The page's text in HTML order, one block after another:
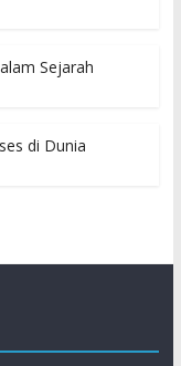
Sejarah
di Dunia